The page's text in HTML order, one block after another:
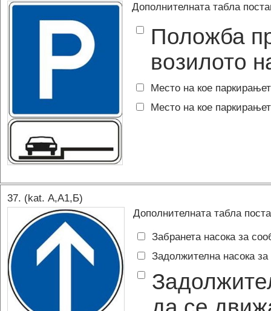
Дополнителната табла
Положба
возилото
Место на кое
Место на кое
37. (kat. А,A1,Б)
Дополнителната табла
Забранета насока за
Задолжителна насока